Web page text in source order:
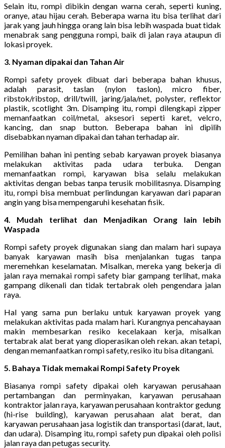
Selain itu, rompi dibikin dengan warna cerah, seperti kuning,
oranye, atau hijau cerah. Beberapa warna itu bisa terlihat dari
jarak yang jauh hingga orang lain bisa lebih waspada buat tidak
menabrak sang pengguna rompi, baik di jalan raya ataupun di
lokasi proyek.
3. Nyaman dipakai dan Tahan Air
Rompi safety proyek dibuat dari beberapa bahan khusus,
adalah parasit, taslan (nylon taslon), micro fiber,
ribstok/ribstop, drill/twill, jaring/jala/net, polyster, reflektor
plastik, scotlight 3m. Disamping itu, rompi dilengkapi zipper
memanfaatkan coil/metal, aksesori seperti karet, velcro,
kancing, dan snap button. Beberapa bahan ini dipilih
disebabkan nyaman dipakai dan tahan terhadap air.
Pemilihan bahan ini penting sebab karyawan proyek biasanya
melakukan aktivitas pada udara terbuka. Dengan
memanfaatkan rompi, karyawan bisa selalu melakukan
aktivitas dengan bebas tanpa terusik mobilitasnya. Disamping
itu, rompi bisa membuat perlindungan karyawan dari paparan
angin yang bisa mempengaruhi kesehatan fisik.
4. Mudah terlihat dan Menjadikan Orang lain lebih
Waspada
Rompi safety proyek digunakan siang dan malam hari supaya
banyak karyawan masih bisa menjalankan tugas tanpa
meremehkan keselamatan. Misalkan, mereka yang bekerja di
jalan raya memakai rompi safety biar gampang terlihat, maka
gampang dikenali dan tidak tertabrak oleh pengendara jalan
raya.
Hal yang sama pun berlaku untuk karyawan proyek yang
melakukan aktivitas pada malam hari. Kurangnya pencahayaan
makin membesarkan resiko kecelakaan kerja, misalkan
tertabrak alat berat yang dioperasikan oleh rekan. akan tetapi,
dengan memanfaatkan rompi safety, resiko itu bisa ditangani.
5. Bahaya Tidak memakai Rompi Safety Proyek
Biasanya rompi safety dipakai oleh karyawan perusahaan
pertambangan dan perminyakan, karyawan perusahaan
kontraktor jalan raya, karyawan perusahaan kontraktor gedung
(hi-rise building), karyawan perusahaan alat berat, dan
karyawan perusahaan jasa logistik dan transportasi (darat, laut,
dan udara). Disamping itu, rompi safety pun dipakai oleh polisi
jalan raya dan petugas security.